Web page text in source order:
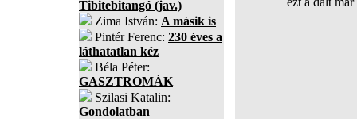
Tibitebitangó (jav.)
Zima István: A másik is
Pintér Ferenc: 230 éves a
láthatatlan kéz
Béla Péter:
GASZTROMÁK
Szilasi Katalin:
Gondolatban